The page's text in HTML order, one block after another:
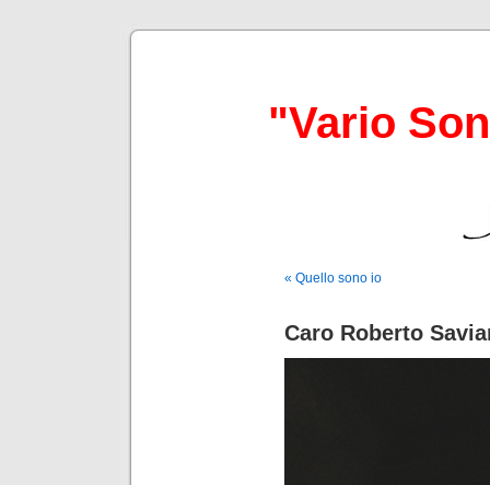
"Vario
« Quello sono io
Caro Roberto